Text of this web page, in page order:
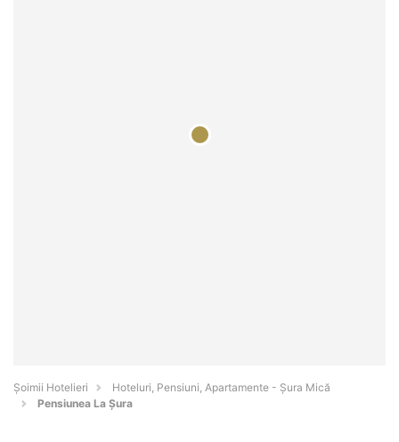
Șoimii Hotelieri
Hoteluri, Pensiuni, Apartamente - Şura Mică
Pensiunea La Șura